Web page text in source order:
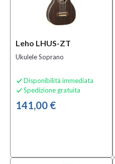
Leho LHUS-ZT
Ukulele Soprano
 Disponibilità immediata
 Spedizione gratuita
141,00 €